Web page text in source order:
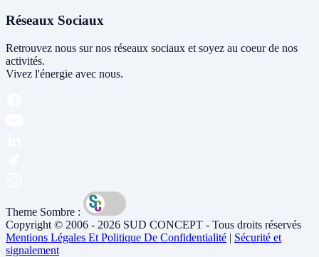
Réseaux Sociaux
Retrouvez nous sur nos réseaux sociaux et soyez au coeur de nos
activités.
Vivez l'énergie avec nous.
Theme Sombre :
Copyright © 2006 - 2026 SUD CONCEPT - Tous droits réservés
Mentions Légales Et Politique De Confidentialité | Sécurité et
signalement